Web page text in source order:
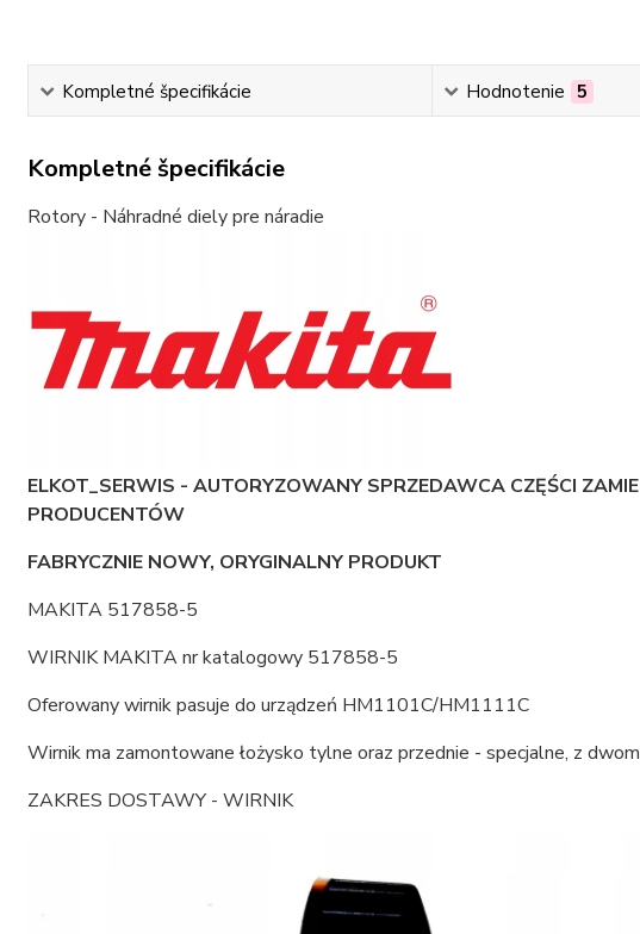
Kompletné špecifikácie Hodnotenie 5
Kompletné špecifikácie
Rotory - Náhradné diely pre náradie
ELKOT_SERWIS - AUTORYZOWANY SPRZEDAWCA CZĘŚCI
PRODUCENTÓW
FABRYCZNIE NOWY, ORYGINALNY PRODUKT
MAKITA 517858-5
WIRNIK MAKITA nr katalogowy 517858-5
Oferowany wirnik pasuje do urządzeń HM1101C/HM1111C
Wirnik ma zamontowane łożysko tylne oraz przednie - specjalne, z
ZAKRES DOSTAWY - WIRNIK